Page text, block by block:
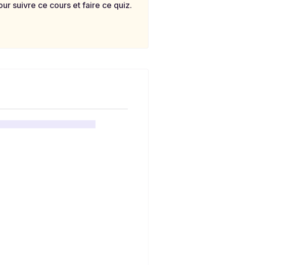
suivre ce cours et faire ce quiz.